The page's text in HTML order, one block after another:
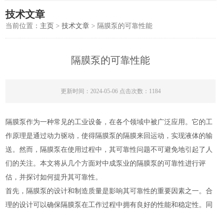
技术文章
当前位置： 主页 >技术文章 > 隔膜泵的可靠性能
隔膜泵的可靠性能
更新时间：2024-05-06 点击次数：1184
隔膜泵作为一种常见的工业设备，在各个领域中被广泛应用。它的工
作原理是通过动力驱动，使得隔膜泵的隔膜来回运动，实现液体的输
送。然而，隔膜泵在使用过程中，其可靠性问题不可避免地引起了人
们的关注。本文将从几个方面对中成泵业的隔膜泵的可靠性进行评
估，并探讨如何提升其可靠性。
首先，隔膜泵的设计和制造质量是影响其可靠性的重要因素之一。合
理的设计可以确保隔膜泵在工作过程中拥有良好的性能和稳定性。同